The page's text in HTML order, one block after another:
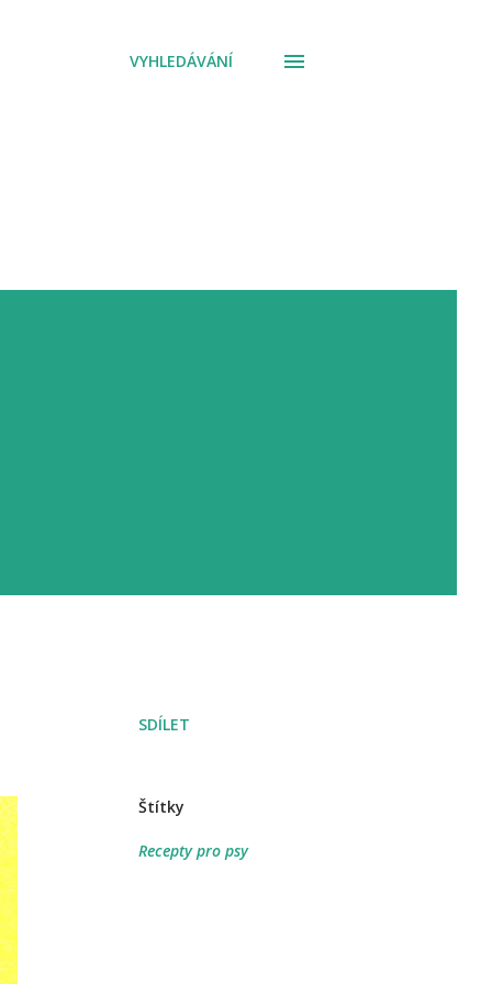
VYHLEDÁVÁNÍ
SDÍLET
Štítky
Recepty pro psy